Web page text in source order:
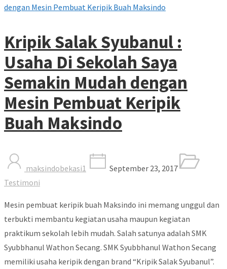
Kripik Salak Syubanul :
Usaha Di Sekolah Saya
Semakin Mudah dengan
Mesin Pembuat Keripik
Buah Maksindo
maksindobekasi1
September 23, 2017
Testimoni
Mesin pembuat keripik buah Maksindo ini memang unggul dan
terbukti membantu kegiatan usaha maupun kegiatan
praktikum sekolah lebih mudah. Salah satunya adalah SMK
Syubbhanul Wathon Secang. SMK Syubbhanul Wathon Secang
memiliki usaha keripik dengan brand “Kripik Salak Syubanul”.